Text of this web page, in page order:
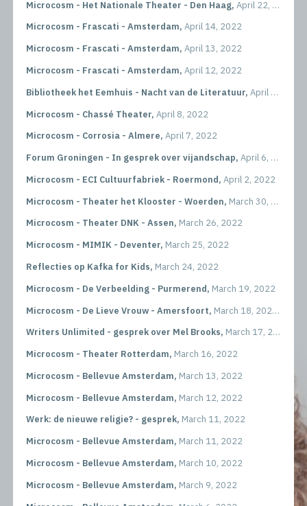
Microcosm - Het Nationale Theater - Den Haag, April 22, 2022
Microcosm - Frascati - Amsterdam, April 14, 2022
Microcosm - Frascati - Amsterdam, April 13, 2022
Microcosm - Frascati - Amsterdam, April 12, 2022
Bibliotheek het Eemhuis - Nacht van de Literatuur, April 10, 2022
Microcosm - Chassé Theater, April 8, 2022
Microcosm - Corrosia - Almere, April 7, 2022
Forum Groningen - In gesprek over vijandschap, April 6, 2022
Microcosm - ECI Cultuurfabriek - Roermond, April 2, 2022
Microcosm - Theater het Klooster - Woerden, March 30, 2022
Microcosm - Theater DNK - Assen, March 26, 2022
Microcosm - MIMIK - Deventer, March 25, 2022
Reflecties op Kafka for Kids, March 24, 2022
Microcosm - De Verbeelding - Purmerend, March 19, 2022
Microcosm - De Lieve Vrouw - Amersfoort, March 18, 2022
Writers Unlimited - gesprek over Mel Brooks, March 17, 2022
Microcosm - Theater Rotterdam, March 16, 2022
Microcosm - Bellevue Amsterdam, March 13, 2022
Microcosm - Bellevue Amsterdam, March 12, 2022
Werk: de nieuwe religie? - gesprek, March 11, 2022
Microcosm - Bellevue Amsterdam, March 11, 2022
Microcosm - Bellevue Amsterdam, March 10, 2022
Microcosm - Bellevue Amsterdam, March 9, 2022